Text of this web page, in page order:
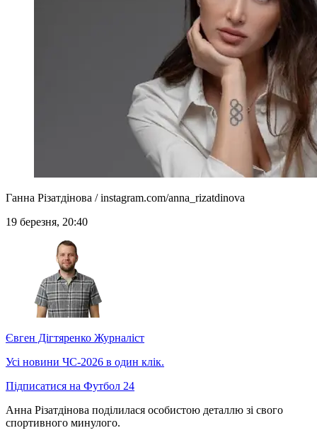
Ганна Різатдінова / instagram.com/anna_rizatdinova
19 березня, 20:40
Євген Дігтяренко Журналіст
Усі новини ЧС-2026 в один клік.
Підписатися на Футбол 24
Анна Різатдінова поділилася особистою деталлю зі свого
спортивного минулого.